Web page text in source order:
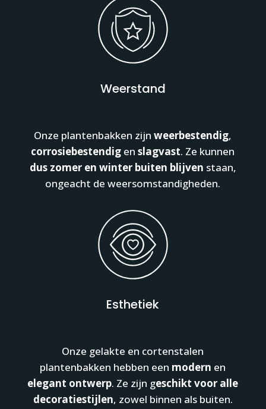
Weerstand
Onze plantenbakken zijnweerbestendig,
corrosiebestendig enslagvast. Ze kunnen
dus zomer en winter buiten blijven staan,
ongeacht de weersomstandigheden.
Esthetiek
Onze gelakte en cortenstalen
plantenbakken hebben een modern en
elegant ontwerp. Ze zijn geschikt voor alle
decoratiestijlen, zowel binnen als buiten.